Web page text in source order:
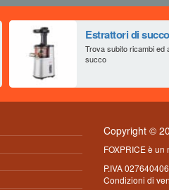
Estrattori di succo
Trova subito ricambi ed
succo
Copyright ©
FOXPRICE è un
P.IVA
Condizioni di